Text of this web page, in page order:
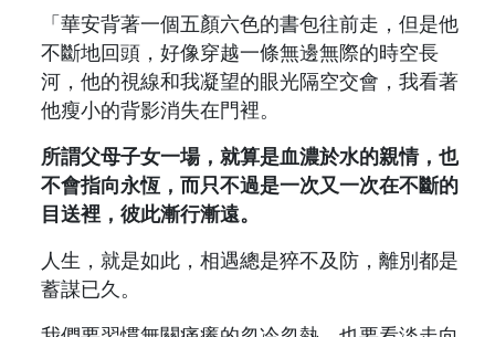
「華安背著一個五顏六色的書包往前走，但是他
不斷地回頭，好像穿越一條無邊無際的時空長
河，他的視線和我凝望的眼光隔空交會，我看著
他瘦小的背影消失在門裡。
所謂父母子女一場，就算是血濃於水的親情，也
不會指向永恆，而只不過是一次又一次在不斷的
目送裡，彼此漸行漸遠。
人生，就是如此，相遇總是猝不及防，離別都是
蓄謀已久。